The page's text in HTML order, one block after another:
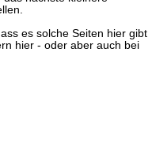
es solche Seiten hier gibt
hier - oder aber auch bei